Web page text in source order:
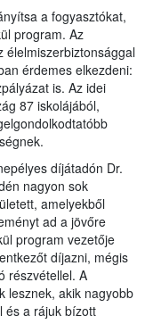
a fogyasztókat,
program. Az
élelmiszerbiztonsággal
érdemes elkezdeni:
is. Az idei
87 iskolájából,
díjátadón Dr.
nagyon sok
amelyekből
ad a jövőre
program vezetője
díjazni, mégis
részvétellel. A
lesznek, akik nagyobb
és a rájuk bízott